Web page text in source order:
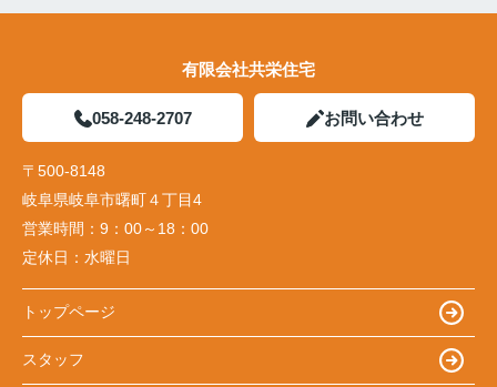
有限会社共栄住宅
058-248-2707 お問い合わせ
〒500-8148
岐阜県岐阜市曙町４丁目4
営業時間： 9：00～18：00
定休日： 水曜日
トップページ
スタッフ